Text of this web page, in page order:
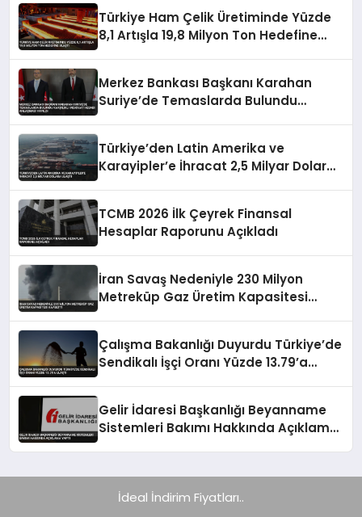
Türkiye Ham Çelik Üretiminde Yüzde
8,1 Artışla 19,8 Milyon Ton Hedefine
Merkez Bankası Başkanı Karahan
Suriye’de Temaslarda Bulundu
Türkiye’den Latin Amerika ve
Karayipler’e İhracat 2,5 Milyar Dolara
TCMB 2026 İlk Çeyrek Finansal
Hesaplar Raporunu Açıkladı
İran Savaş Nedeniyle 230 Milyon
Metreküp Gaz Üretim Kapasitesi
Çalışma Bakanlığı Duyurdu Türkiye’de
Sendikalı İşçi Oranı Yüzde 13.79’a
Gelir İdaresi Başkanlığı Beyanname
Sistemleri Bakımı Hakkında Açıklama
İdeal İndirim Fiyatları..